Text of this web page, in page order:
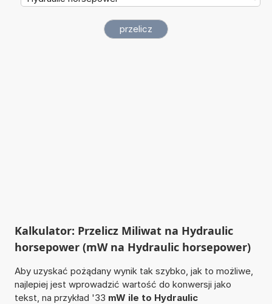
Kalkulator: Przelicz Miliwat na Hydraulic
horsepower (mW na Hydraulic horsepower)
Aby uzyskać pożądany wynik tak szybko, jak to możliwe,
najlepiej jest wprowadzić wartość do konwersji jako
tekst, na przykład '33 mW ile to Hydraulic